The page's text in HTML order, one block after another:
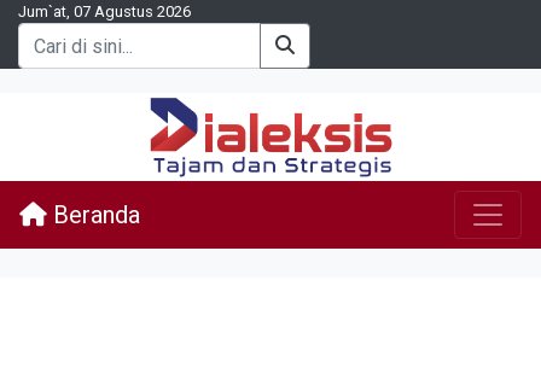
Jum`at, 07 Agustus 2026
Beranda